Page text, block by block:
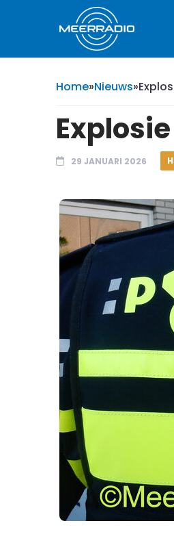
Home»Nieuws»
29 JANUARI 2026